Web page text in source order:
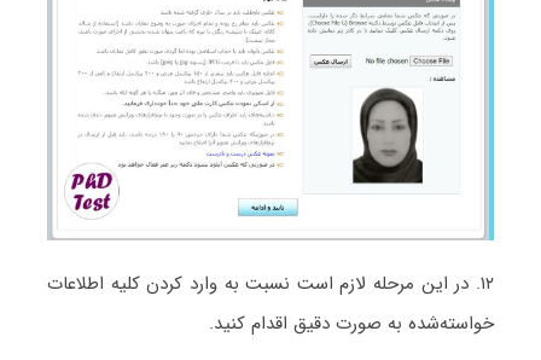
۱۲. در این مرحله لازم است نسبت به وارد کردن کلیه اطلاعات
خواسته‌شده به صورت دقیق اقدام کنید.